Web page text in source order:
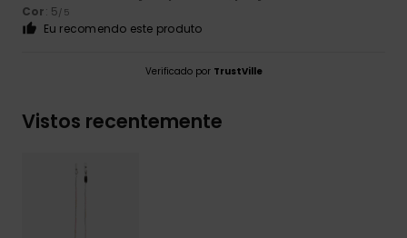
Cor: 5/5
Eu recomendo este produto
Verificado por TrustVille
Vistos recentemente